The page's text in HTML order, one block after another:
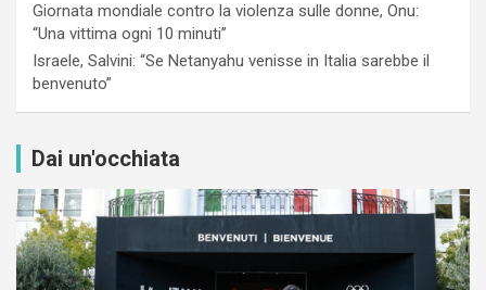
Giornata mondiale contro la violenza sulle donne, Onu:
“Una vittima ogni 10 minuti”
Israele, Salvini: “Se Netanyahu venisse in Italia sarebbe il
benvenuto”
Dai un'occhiata